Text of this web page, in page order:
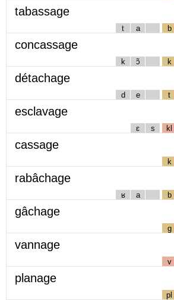
tabassage
t a b
concassage
k ɔ̃ k
détachage
d e t
esclavage
ɛ s kl
cassage
k
rabâchage
ʁ a b
gâchage
g
vannage
v
planage
pl